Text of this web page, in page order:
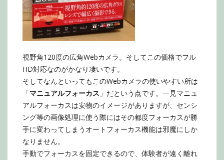
視野角120度の広角Webカメラ。そしてこの価格でフル
HD対応なのがかなり凄いです。
そしてなんといってもこのWebカメラの使いやすい所は
「マニュアルフォーカス 」だという点です。一見マニュ
アルフォーカスは安物のイメージがありますが、センシ
ング等の画像処理に使う際にはその都度フォーカスが勝
手に変わってしまうオートフォーカス機能は邪魔にしか
なりません。
手動でフォーカスを固定できるので、体験者が遠く離れ